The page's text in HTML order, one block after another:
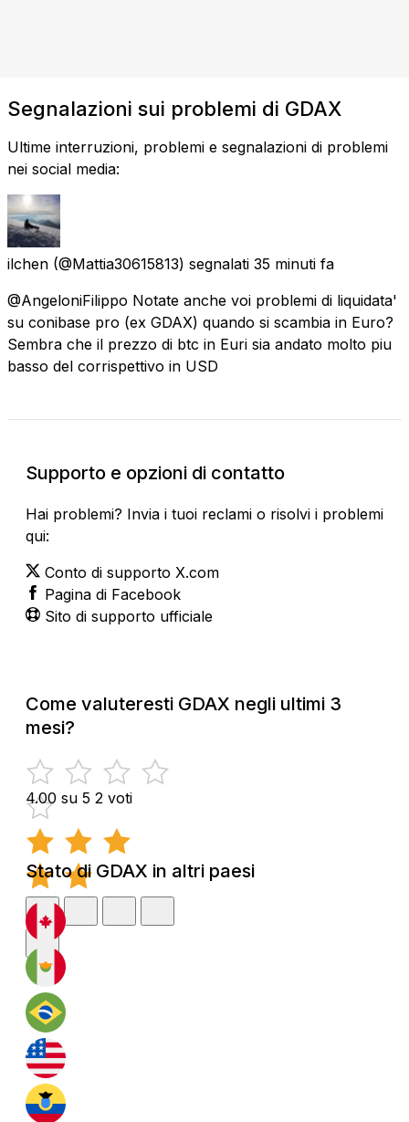
Segnalazioni sui problemi di GDAX
Ultime interruzioni, problemi e segnalazioni di problemi
nei social media:
ilchen (@Mattia30615813) segnalati 35 minuti fa
@AngeloniFilippo Notate anche voi problemi di liquidata'
su conibase pro (ex GDAX) quando si scambia in Euro?
Sembra che il prezzo di btc in Euri sia andato molto piu
basso del corrispettivo in USD
Supporto e opzioni di contatto
Hai problemi? Invia i tuoi reclami o risolvi i problemi
qui:
Conto di supporto X.com
Pagina di Facebook
Sito di supporto ufficiale
Come valuteresti GDAX negli ultimi 3
mesi?
4.00 su 5 2 voti
Stato di GDAX in altri paesi